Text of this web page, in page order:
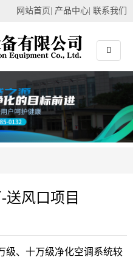
网站首页 产品中心 联系我们
送风口项目
级、十万级净化空调系统较